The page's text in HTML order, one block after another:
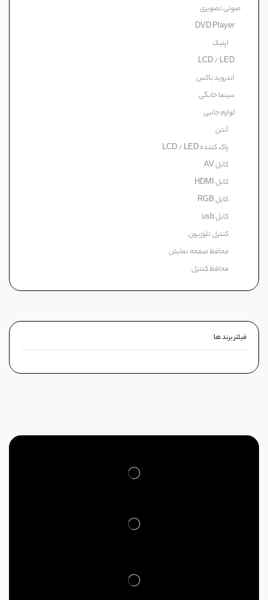
صوتی تصویری
DVD Player
اپتیک
LCD / LED
اندروید باکس
سینما خانگی
لوازم جانبی
آنتن
پاک کننده LCD / LED
کابل AV
کابل HDMI
کابل RGB
کابل usb
کنترل تلوزیون
محافظ صفحه نمایش
محافظ کنترل
فیلتر برند ها